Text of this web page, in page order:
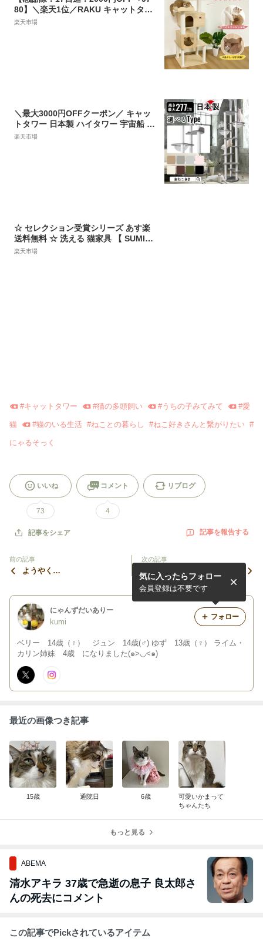
80】＼楽天1位／RAKU キャットタワ
ー 木製 無垢材 据え置き 多頭飼い 爪
楽天市場
＼最大3000円OFFクーポン／ キャッ
トタワー 日本製 ハイタワー 宇宙船 レ
ザー調 ONEKOSAMA スケルトンボウ
楽天市場
☆ セレクション受賞シリーズ あす楽
送料無料 ☆ 洗える 猫家具 【 SUMIK
A ratanto!シリーズ 置き型 キャット
楽天市場
#キャットタワー #猫の多頭飼い #うちの子みてみて #愛
猫 #猫のいる生活 #ねことの暮らし #ねこ好きさんと繋がりたい #
にゃるそっく
いいね
73
コメント
4
リブログ
記事をシェア 記事を報告する
前の記事
ようやく…
次の記事
長毛さんだから…
にゃんずだいありー
kumi
ベリー 14歳（♀） ジュン 14歳(♂) ゆず 13歳（♀） ライム・
カリン姉妹 4歳 になりました(๑>◡<๑)
気に入ったらフォロー
会員登録は不要です
フォロー
最近の画像つき記事
15歳 通院日 6歳
可愛いかまって
ちゃんたち
もっと見る
ABEMA
清水アキラ 37歳で急逝の息子 良太郎さ
んの死去にコメント
この記事でPickされているアイテム